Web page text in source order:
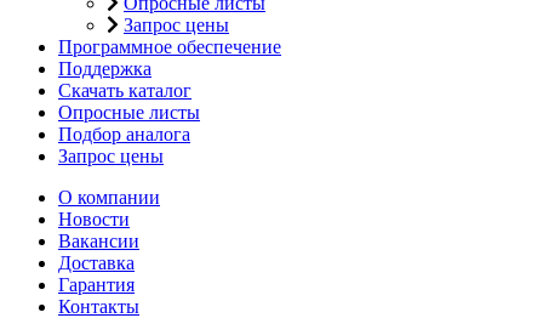
Запрос цены
Программное обеспечение
Поддержка
Скачать каталог
Опросные листы
Подбор аналога
Запрос цены
О компании
Новости
Вакансии
Доставка
Гарантия
Контакты